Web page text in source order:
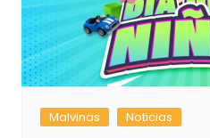
Malvinas Noticias